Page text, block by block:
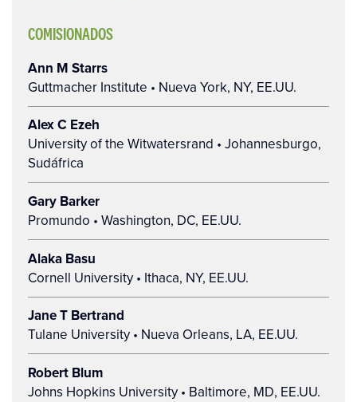
COMISIONADOS
Ann M Starrs
Guttmacher Institute • Nueva York, NY, EE.UU.
Alex C Ezeh
University of the Witwatersrand • Johannesburgo,
Sudáfrica
Gary Barker
Promundo • Washington, DC, EE.UU.
Alaka Basu
Cornell University • Ithaca, NY, EE.UU.
Jane T Bertrand
Tulane University • Nueva Orleans, LA, EE.UU.
Robert Blum
Johns Hopkins University • Baltimore, MD, EE.UU.